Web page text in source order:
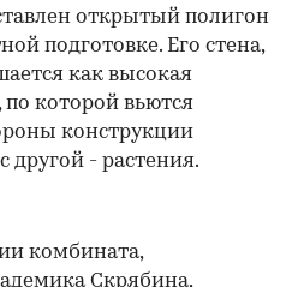
открытый полигон
подготовке. Его стена,
как высокая
по которой вьются
конструкции
другой - растения.
комбината,
Скрябина,